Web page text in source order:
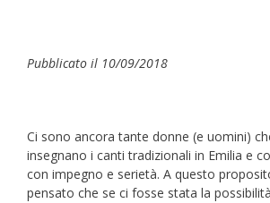
Pubblicato il 10/09/2018
Ci sono ancora tante donne (e uomini)
insegnano i canti tradizionali in Emilia e
con impegno e serietà. A questo
pensato che se ci fosse stata la